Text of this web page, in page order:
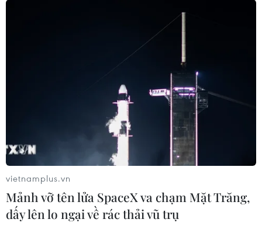
vietnamplus.vn
Mảnh vỡ tên lửa SpaceX va chạm Mặt Trăng,
dấy lên lo ngại về rác thải vũ trụ